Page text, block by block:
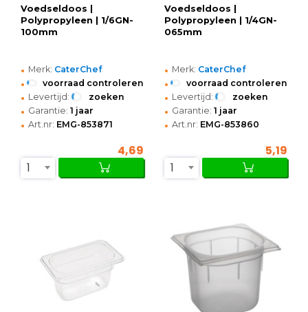
Voedseldoos |
Polypropyleen | 1/6GN-
100mm
• Merk: CaterChef
• voorraad controleren
• Levertijd: zoeken
• Garantie: 1 jaar
• Art.nr: EMG-853871
4,69
1
Voedseldoos |
Polypropyleen | 1/4GN-
065mm
• Merk: CaterChef
• voorraad controleren
• Levertijd: zoeken
• Garantie: 1 jaar
• Art.nr: EMG-853860
5,19
1